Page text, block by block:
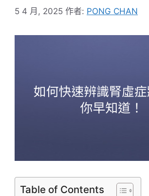
5 4 月, 2025 作者: PONG CHAN
Table of Contents